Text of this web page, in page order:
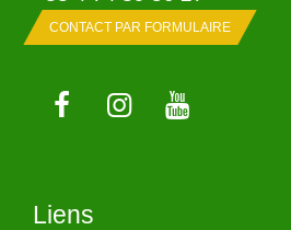
CONTACT PAR FORMULAIRE
Liens